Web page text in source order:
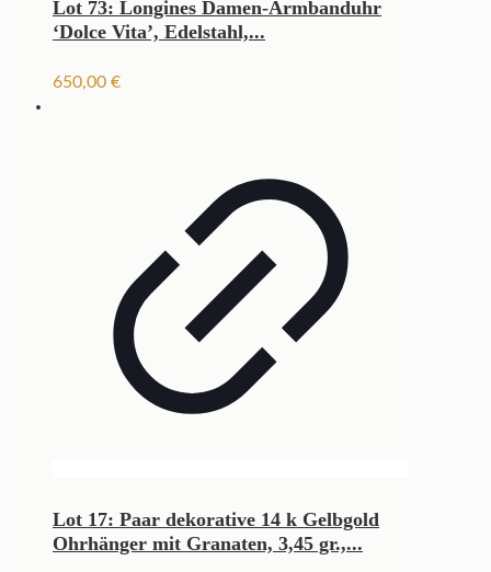
Lot 73: Longines Damen-Armbanduhr
‘Dolce Vita’, Edelstahl,...
650,00 €
Lot 17: Paar dekorative 14 k Gelbgold
Ohrhänger mit Granaten, 3,45 gr.,...